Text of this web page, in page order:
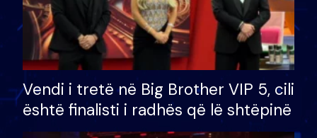
Vendi i tretë në Big Brother VIP 5, cili
është finalisti i radhës që lë shtëpinë